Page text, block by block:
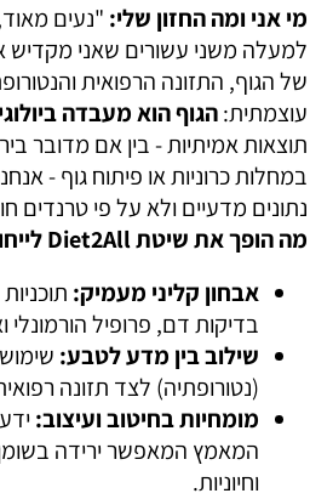
מי אני ומה החזון שלי: "נעים
למעלה משני עשורים שאני מקדיש
של הגוף, התזונה הרפואית
עוצמתית:הגוף הוא מעבדה
תוצאות אמיתיות - בין אם מדובר
במחלות כרוניות או פיתוח גוף -
נתונים מדעיים ולא על פי טרנדים
מה הופך את שיטת Diet2All לייחודית?
אבחון קליני מעמיק:
בדיקות דם, פרופיל הורמונלי
שילוב בין מדע לטבע:
(נטורופתיה) לצד תזונה
מומחיות בחיטוב ועיצוב:
המאמץ המאפשר ירידה
וחיוניות.